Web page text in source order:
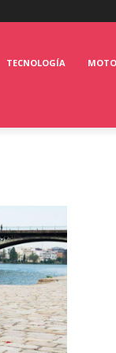
TECNOLOGÍA